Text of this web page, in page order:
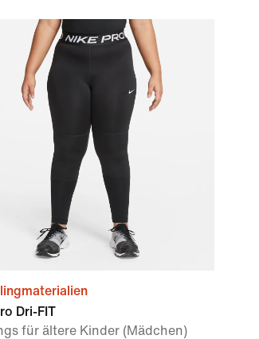
Dri-FIT
für ältere Kinder (Mädchen)